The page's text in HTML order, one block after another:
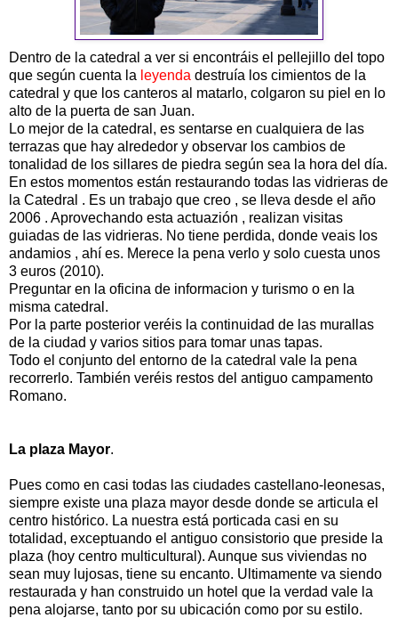
Dentro de la catedral a ver si encontráis el pellejillo del topo
que según cuenta la leyenda destruía los cimientos de la
catedral y que los canteros al matarlo, colgaron su piel en lo
alto de la puerta de san Juan.
Lo mejor de la catedral, es sentarse en cualquiera de las
terrazas que hay alrededor y observar los cambios de
tonalidad de los sillares de piedra según sea la hora del día.
En estos momentos están restaurando todas las vidrieras de
la Catedral . Es un trabajo que creo , se lleva desde el año
2006 . Aprovechando esta actuazión , realizan visitas
guiadas de las vidrieras. No tiene perdida, donde veais los
andamios , ahí es. Merece la pena verlo y solo cuesta unos
3 euros (2010).
Preguntar en la oficina de informacion y turismo o en la
misma catedral.
Por la parte posterior veréis la continuidad de las murallas
de la ciudad y varios sitios para tomar unas tapas.
Todo el conjunto del entorno de la catedral vale la pena
recorrerlo. También veréis restos del antiguo campamento
Romano.
La plaza Mayor.
Pues como en casi todas las ciudades castellano-leonesas,
siempre existe una plaza mayor desde donde se articula el
centro histórico. La nuestra está porticada casi en su
totalidad, exceptuando el antiguo consistorio que preside la
plaza (hoy centro multicultural). Aunque sus viviendas no
sean muy lujosas, tiene su encanto. Ultimamente va siendo
restaurada y han construido un hotel que la verdad vale la
pena alojarse, tanto por su ubicación como por su estilo.